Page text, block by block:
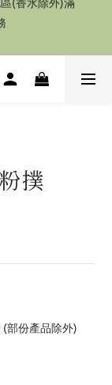
除外）
除外）
撲
部份產品除外)